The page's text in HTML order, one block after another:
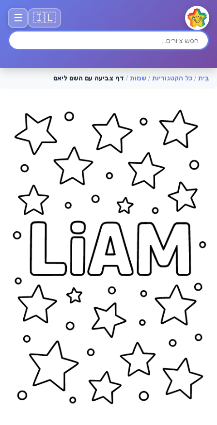
🇮🇱
☰
בַּיִת / כל הקטגוריות / שמות / דף צביעה עם השם ליאם